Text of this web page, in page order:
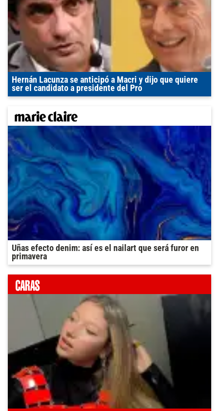
Hernán Lacunza se anticipó a Macri y dijo que quiere
ser el candidato a presidente del Pro
Uñas efecto denim: así es el nailart que será furor en
primavera